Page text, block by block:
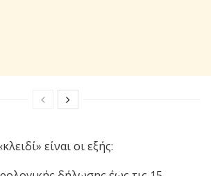
είναι οι εξής: